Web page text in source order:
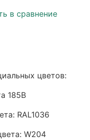
в сравнение
цветов:
185B
RAL1036
W204